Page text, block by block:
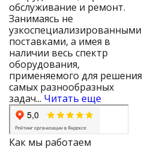
обслуживание и ремонт.
Занимаясь не
узкоспециализированными
поставками, а имея в
наличии весь спектр
оборудования,
применяемого для решения
самых разнообразных
задач... Читать еще
Как мы работаем